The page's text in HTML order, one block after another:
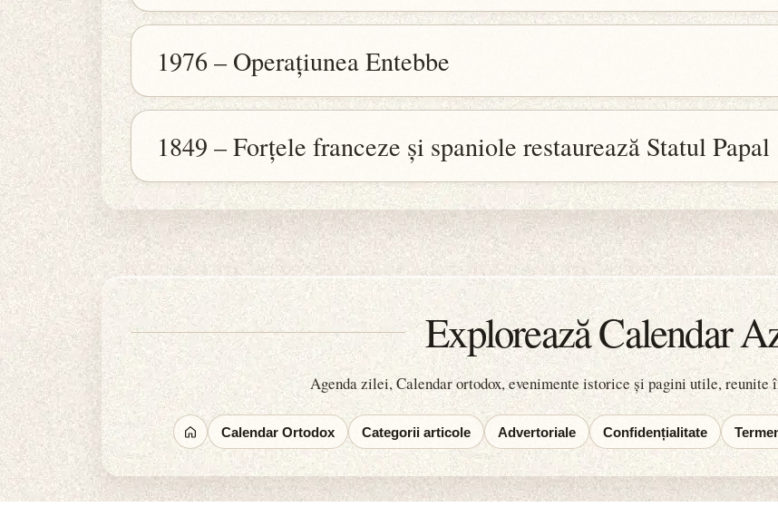
1976 – Operațiunea Entebbe
1849 – Forțele franceze și spaniole restaurează Statul Papal
Explorează Calendar
Agenda zilei, Calendar ortodox, evenimente istorice și pagini utile, reunite
Calendar Ortodox Categorii articole Advertoriale Confidențialitate